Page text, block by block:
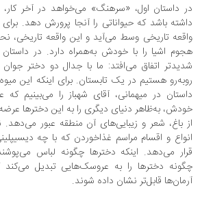
داستان اول، «سرهنگ» می‌خواهد در آخر کار،
باشد که حیواناتی را آنجا پرورش دهد. برای این
تاریخی وسط می‌آید و این واقعه تاریخی، نحوه
اشیا را با خودش به‌همراه دارد. در داستان دوم،
اتفاق می‌افتد: ما با جدال دو دختر جوان بر
هستیم در یک تابستان. برای اینکه این میوه
در میهمانی، آقای شهباز را می‌بینیم که
به‌ظاهر دنیای دیگری را به این دخترها عرضه می‌کند
باغ، شعر و زیبایی‌های آن منطقه عبور می‌دهد.
و اقسام مراسم غذا‌خوردن که با چه دیسیپلینی
می‌دهد. اینکه دخترها چگونه لباس می‌پوشند و
دخترها را به عروسک‌هایی تبدیل می‌کند که در
قابل‌تر نشان داده شوند.